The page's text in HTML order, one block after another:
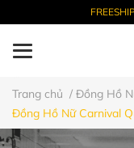
Trang chủ / Đồng Hồ
Đồng Hồ Nữ Carnival